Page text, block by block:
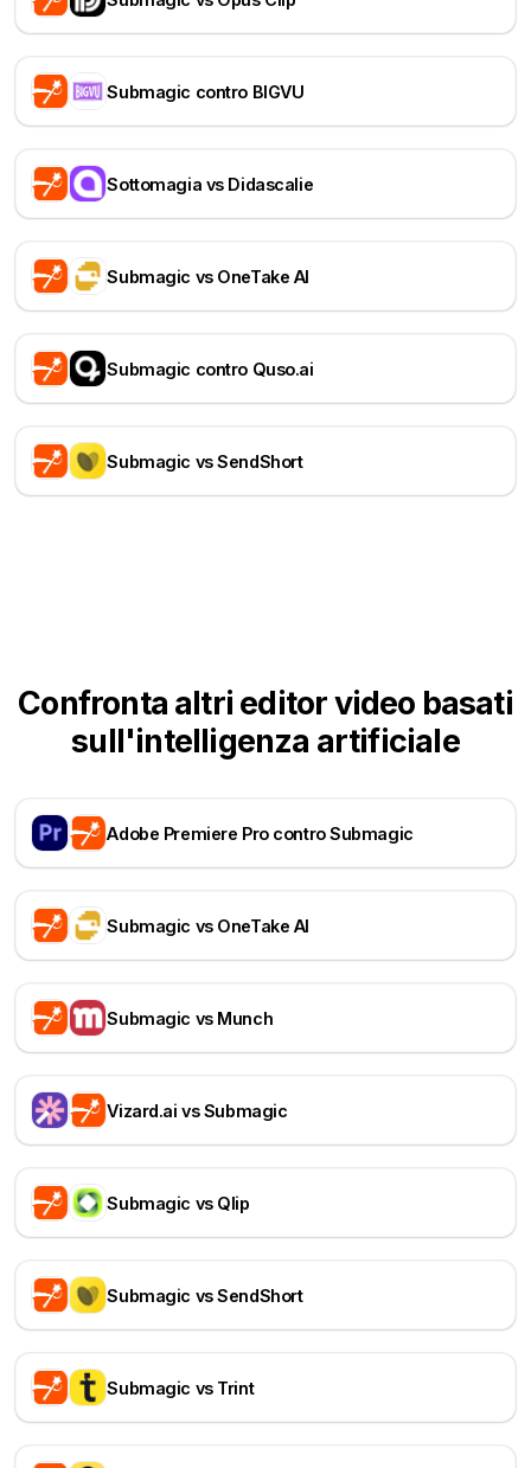
Submagic contro BIGVU
Sottomagia vs Didascalie
Submagic vs OneTake AI
Submagic contro Quso.ai
Submagic vs SendShort
Confronta altri editor video basati
sull'intelligenza artificiale
Adobe Premiere Pro contro Submagic
Submagic vs OneTake AI
Submagic vs Munch
Vizard.ai vs Submagic
Submagic vs Qlip
Submagic vs SendShort
Submagic vs Trint